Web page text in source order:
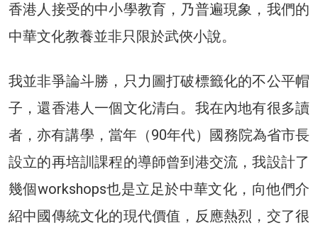
香港人接受的中小學教育，乃普遍現象，我們的
中華文化教養並非只限於武俠小說。
我並非爭論斗勝，只力圖打破標籤化的不公平帽
子，還香港人一個文化清白。我在內地有很多讀
者，亦有講學，當年（90年代）國務院為省市長
設立的再培訓課程的導師曾到港交流，我設計了
幾個workshops也是立足於中華文化，向他們介
紹中國傳統文化的現代價值，反應熱烈，交了很